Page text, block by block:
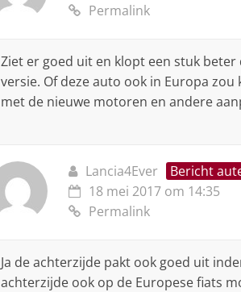
Permalink
Ziet er goed uit en klopt een stuk
versie. Of deze auto ook in Europa
met de nieuwe motoren en andere
Lancia4Ever
Bericht
18 mei 2017 om 14:35
Permalink
Ja de achterzijde pakt ook goed uit
achterzijde ook op de Europese fiats